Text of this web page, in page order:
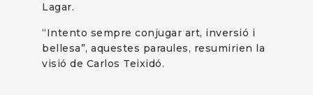
Lagar.
“Intento sempre conjugar art, inversió i
bellesa”, aquestes paraules, resumirien la
visió de Carlos Teixidó.